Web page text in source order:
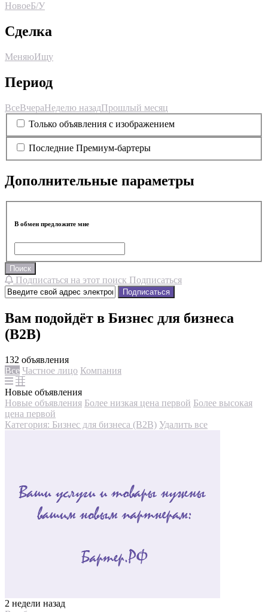
НовоеБ/У
Сделка
МеняюИщу
Период
ВсеВчераНеделю назадПрошлый месяц
Только объявления с изображением
Последние Премиум-бартеры
Дополнительные параметры
В обмен предложите мне
Поиск
Подписаться на этот поиск Подписаться
Подписаться
Вам подойдёт в Бизнес для бизнеса
(B2B)
132 объявления
Все Частное лицо Компания
Новые объявления
Новые объявления Более низкая цена первой Более высокая
цена первой
Категория: Бизнес для бизнеса (B2B) Удалить все
2 недели назад